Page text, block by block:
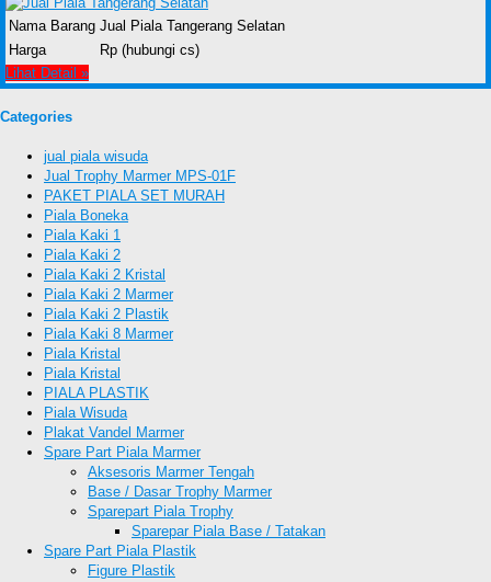
Nama Barang Jual Piala Tangerang Selatan
Harga
Rp (hubungi cs)
Lihat Detail »
Categories
jual piala wisuda
Jual Trophy Marmer MPS-01F
PAKET PIALA SET MURAH
Piala Boneka
Piala Kaki 1
Piala Kaki 2
Piala Kaki 2 Kristal
Piala Kaki 2 Marmer
Piala Kaki 2 Plastik
Piala Kaki 8 Marmer
Piala Kristal
Piala Kristal
PIALA PLASTIK
Piala Wisuda
Plakat Vandel Marmer
Spare Part Piala Marmer
Aksesoris Marmer Tengah
Base / Dasar Trophy Marmer
Sparepart Piala Trophy
Sparepar Piala Base / Tatakan
Spare Part Piala Plastik
Figure Plastik